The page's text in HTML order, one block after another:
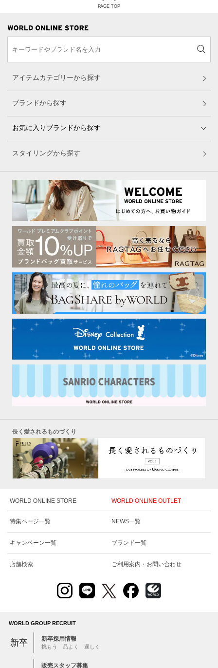
PAGE TOP
アイテムカテゴリーから探す
ブランドから探す
お気に入りブランドから探す
スタイリングから探す
長く愛されるものづくり
WORLD ONLINE STORE WORLD ONLINE OUTLET
特集ページ一覧 NEWS一覧
キャンペーン一覧 ブランド一覧
店舗検索 ご利用案内・お問い合わせ
WORLD GROUP RECRUIT
新卒 新卒採用情報
挑もう 品よく 逞しく
販売スタッフ募集